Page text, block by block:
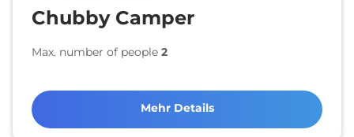
Chubby Camper
Max. number of people 2
Mehr Details